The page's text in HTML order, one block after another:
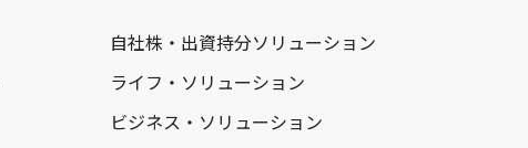
自社株・出資持分ソリューション
ライフ・ソリューション
ビジネス・ソリューション